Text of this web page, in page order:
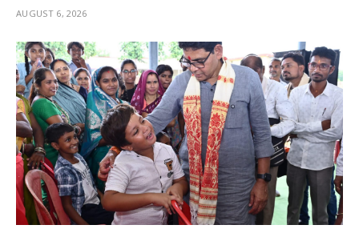
AUGUST 6, 2026